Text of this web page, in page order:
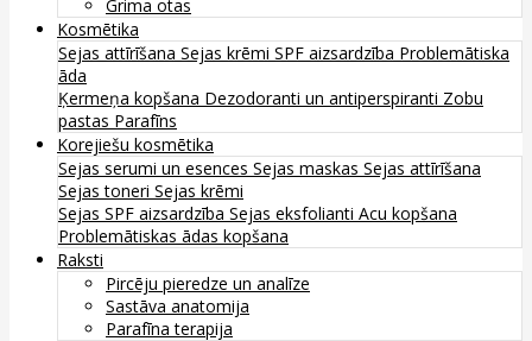
Grima otas
Kosmētika
Sejas attīrīšana Sejas krēmi SPF aizsardzība Problemātiska
āda
Ķermeņa kopšana Dezodoranti un antiperspiranti Zobu
pastas Parafīns
Korejiešu kosmētika
Sejas serumi un esences Sejas maskas Sejas attīrīšana
Sejas toneri Sejas krēmi
Sejas SPF aizsardzība Sejas eksfolianti Acu kopšana
Problemātiskas ādas kopšana
Raksti
Pircēju pieredze un analīze
Sastāva anatomija
Parafīna terapija